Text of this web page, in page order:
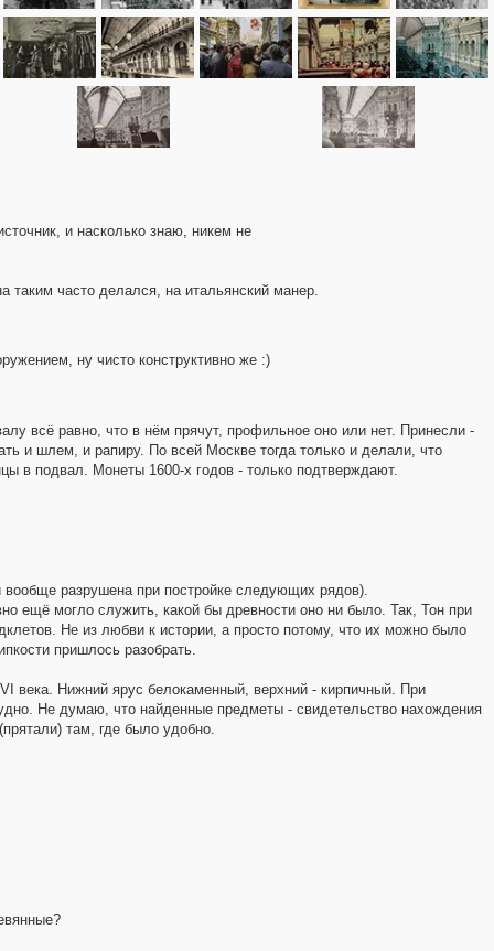
и насколько знаю, никем не
таким часто делался, на итальянский манер.
ну чисто конструктивно же :)
всё равно, что в нём прячут, профильное оно или нет. Принесли -
и шлем, и рапиру. По всей Москве тогда только и делали, что
в подвал. Монеты 1600-х годов - только подтверждают.
вообще разрушена при постройке следующих рядов).
ещё могло служить, какой бы древности оно ни было. Так, Тон при
Не из любви к истории, а просто потому, что их можно было
пришлось разобрать.
века. Нижний ярус белокаменный, верхний - кирпичный. При
Не думаю, что найденные предметы - свидетельство нахождения
там, где было удобно.